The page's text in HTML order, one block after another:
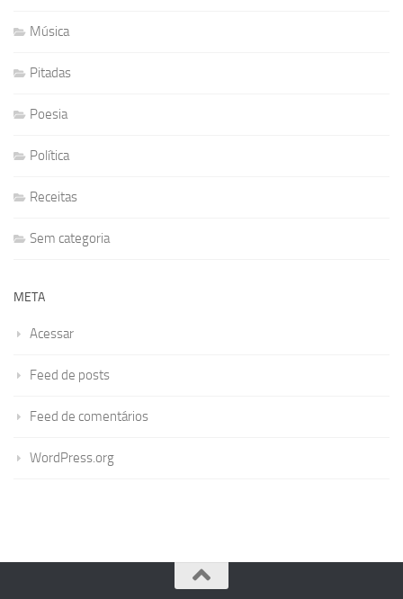
Música
Pitadas
Poesia
Política
Receitas
Sem categoria
META
Acessar
Feed de posts
Feed de comentários
WordPress.org